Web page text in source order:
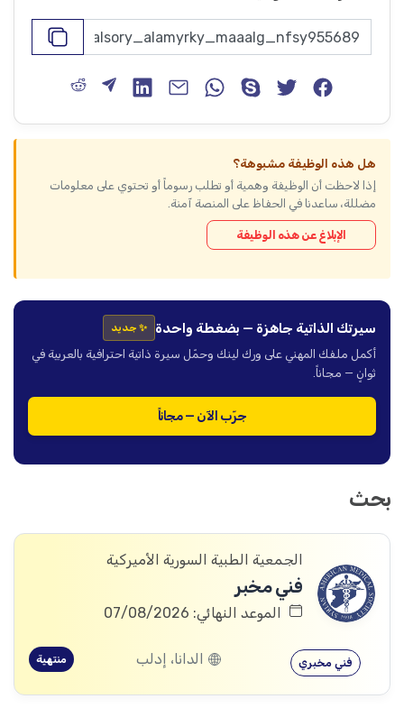
هل هذه الوظيفة مشبوهة؟
إذا لاحظت أن الوظيفة وهمية أو تطلب رسوماً أو تحتوي على معلومات
مضللة، ساعدنا في الحفاظ على المنصة آمنة.
الإبلاغ عن هذه الوظيفة
سيرتك الذاتية جاهزة — بضغطة واحدة ✨ جديد
أكمل ملفك المهني على ورك لينك وحمّل سيرة ذاتية احترافية بالعربية في
ثوانٍ — مجاناً.
جرّب الآن — مجاناً
بحث
الجمعية الطبية السورية الأميركية
فني مخبر
الموعد النهائي: 07/08/2026
فني مخبري الدانا، إدلب منتهية